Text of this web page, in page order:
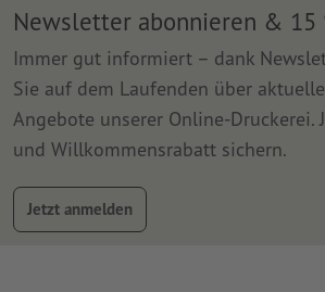
Newsletter abonnieren & 15
Immer gut informiert – dank
Sie auf dem Laufenden über
Angebote unserer Online-Druckerei.
und Willkommensrabatt sichern.
Jetzt anmelden